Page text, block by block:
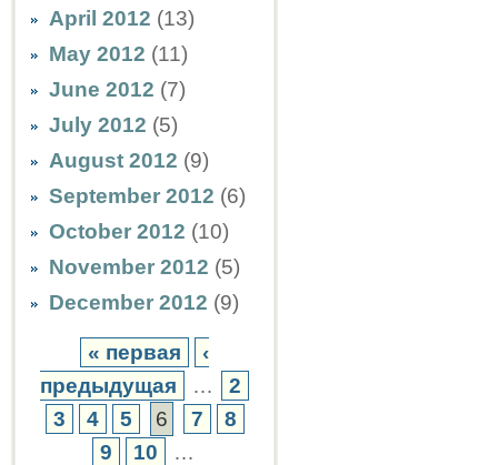
April 2012 (13)
May 2012 (11)
June 2012 (7)
July 2012 (5)
August 2012 (9)
September 2012 (6)
October 2012 (10)
November 2012 (5)
December 2012 (9)
« первая
‹
предыдущая
…
2
3
4 5 6 7
8
9
10
…